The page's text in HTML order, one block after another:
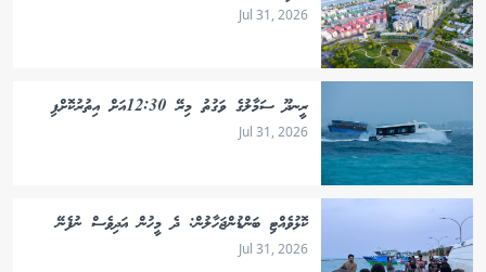
Jul 31, 2026
ރީނދޫ ސަމާލުގެ ވަގުތު މިރޭ 12:30އަށް އިތުރުކޮށްފި
Jul 31, 2026
ކޮޅުވެއްޓި ބަންޑުންޖަހާލުން: ދެ މީހުން އަދިވެސް ނުފެނޭ
Jul 31, 2026